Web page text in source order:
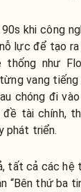
khi công
lực để tạo
như
vang
chóng đi
đề tài chính,
phát triển.
tất cả các hệ
“Bên thứ ba